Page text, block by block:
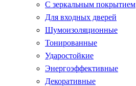
С зеркальным покрытием
Для входных дверей
Шумоизоляционные
Тонированные
Ударостойкие
Энергоэффективные
Декоративные